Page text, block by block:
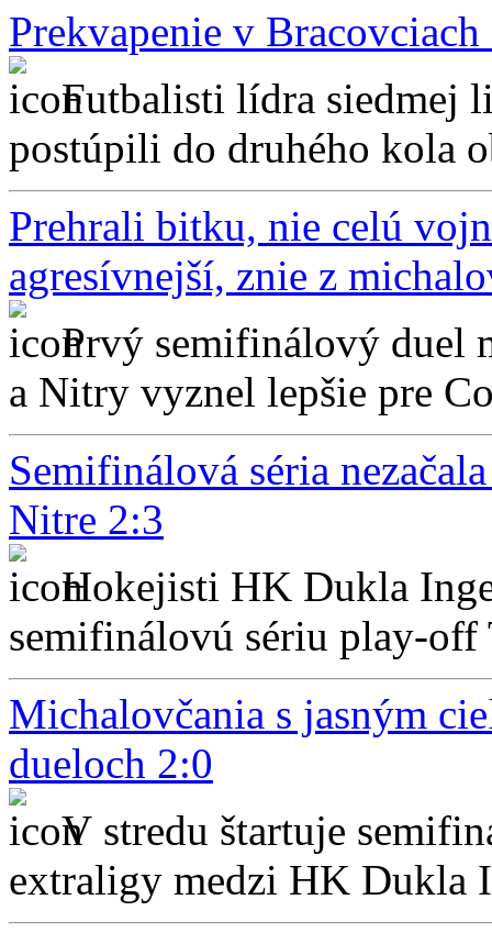
Prekvapenie v
Futbalisti lídra siedmej
postúpili do druhého kola
Prehrali bitku, nie celú
agresívnejší, znie z
Prvý semifinálový duel
a Nitry vyznel lepšie pre
Semifinálová séria
Nitre 2:3
Hokejisti HK Dukla
semifinálovú sériu play-off
Michalovčania s jasným
dueloch 2:0
V stredu štartuje
extraligy medzi HK Dukla